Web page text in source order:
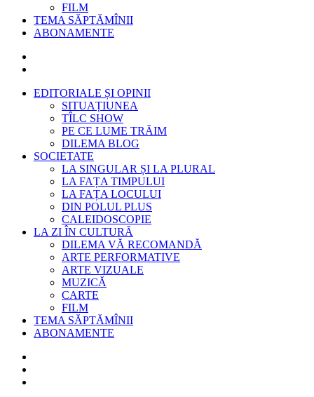
FILM
TEMA SĂPTĂMÎNII
ABONAMENTE
EDITORIALE ȘI OPINII
SITUAȚIUNEA
TÎLC SHOW
PE CE LUME TRĂIM
DILEMA BLOG
SOCIETATE
LA SINGULAR ȘI LA PLURAL
LA FAȚA TIMPULUI
LA FAȚA LOCULUI
DIN POLUL PLUS
CALEIDOSCOPIE
LA ZI ÎN CULTURĂ
DILEMA VĂ RECOMANDĂ
ARTE PERFORMATIVE
ARTE VIZUALE
MUZICĂ
CARTE
FILM
TEMA SĂPTĂMÎNII
ABONAMENTE